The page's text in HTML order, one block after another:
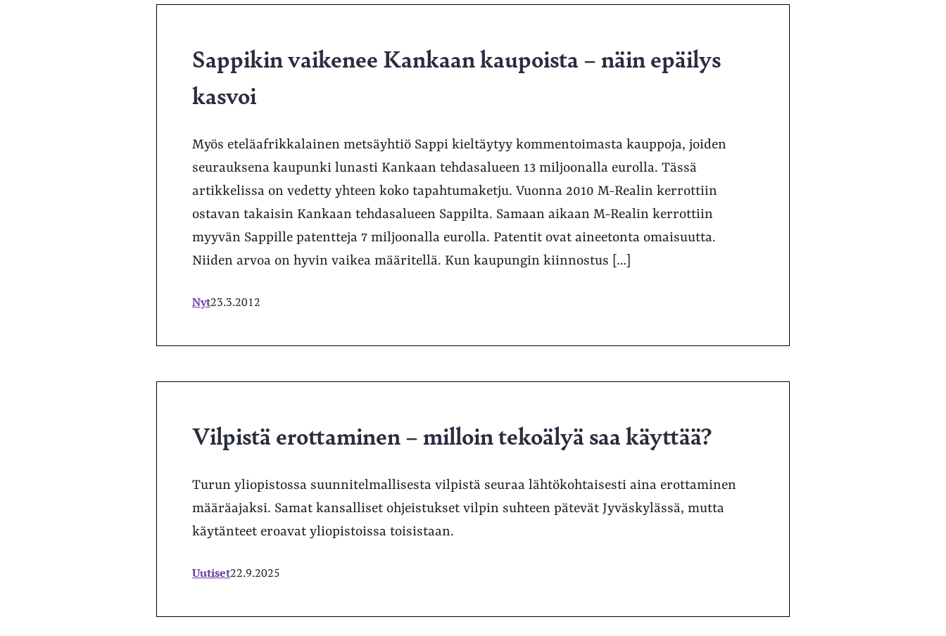
Sappikin vaikenee Kankaan kaupoista – näin epäilys
kasvoi
Myös eteläafrikkalainen metsäyhtiö Sappi kieltäytyy kommentoimasta kauppoja, joiden
seurauksena kaupunki lunasti Kankaan tehdasalueen 13 miljoonalla eurolla. Tässä
artikkelissa on vedetty yhteen koko tapahtumaketju. Vuonna 2010 M-Realin kerrottiin
ostavan takaisin Kankaan tehdasalueen Sappilta. Samaan aikaan M-Realin kerrottiin
myyvän Sappille patentteja 7 miljoonalla eurolla. Patentit ovat aineetonta omaisuutta.
Niiden arvoa on hyvin vaikea määritellä. Kun kaupungin kiinnostus […]
Nyt23.3.2012
Vilpistä erottaminen – milloin tekoälyä saa käyttää?
Turun yliopistossa suunnitelmallisesta vilpistä seuraa lähtökohtaisesti aina erottaminen
määräajaksi. Samat kansalliset ohjeistukset vilpin suhteen pätevät Jyväskylässä, mutta
käytänteet eroavat yliopistoissa toisistaan.
Uutiset22.9.2025